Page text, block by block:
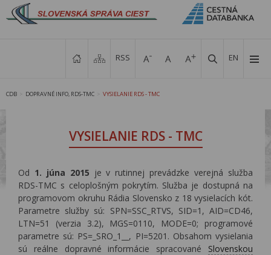
EN
RSS
CDB DOPRAVNÉ INFO, RDS-TMC VYSIELANIE RDS - TMC
VYSIELANIE RDS - TMC
Od 1. júna 2015 je v rutinnej prevádzke verejná služba
RDS-TMC s celoplošným pokrytím. Služba je dostupná na
programovom okruhu Rádia Slovensko z 18 vysielacích kót.
Parametre služby sú: SPN=SSC_RTVS, SID=1, AID=CD46,
LTN=51 (verzia 3.2), MGS=0110, MODE=0; programové
parametre sú: PS=_SRO_1__, PI=5201. Obsahom vysielania
sú reálne dopravné informácie spracované Slovenskou